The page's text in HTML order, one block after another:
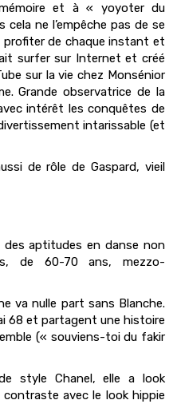
et à « yoyoter du
ne l’empêche pas de se
profiter de chaque instant et
surfer sur Internet et créé
sur la vie chez Monsénior
Grande observatrice de la
intérêt les conquêtes de
intarissable (et
de rôle de Gaspard, vieil
des aptitudes en danse non
de 60-70 ans, mezzo-
va nulle part sans Blanche.
68 et partagent une histoire
(« souviens-toi du fakir
style Chanel, elle a look
avec le look hippie